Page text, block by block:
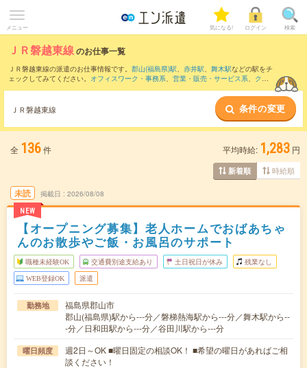
メニュー 気になる! ログイン 検索
ＪＲ磐越東線のお仕事一覧
ＪＲ磐越東線の派遣のお仕事情報です。 郡山(福島県)駅、 赤井駅、 舞木駅などの駅をチ
ェックしてみてください。 オフィスワーク・事務系、 営業・販売・サービス系、 クリ
ＪＲ磐越東線 条件の変更
全 136件 平均時給: 1,283 円
新着順 時給順
未読
NEW
掲載日 2026/08/08
【オープニング募集】老人ホームでおばあちゃ
んのお散歩やご飯・お風呂のサポート
職種未経験OK 交通費別途支給あり 土日祝日が休み 残業なし
WEB登録OK 派遣
勤務地
福島県郡山市
郡山(福島県)駅から---分／磐梯熱海駅から---分／舞木駅から--
-分／日和田駅から---分／谷田川駅から---分
曜日頻度
週2日～OK ■曜日固定の相談OK！ ■希望の曜日があればご相
談ください！